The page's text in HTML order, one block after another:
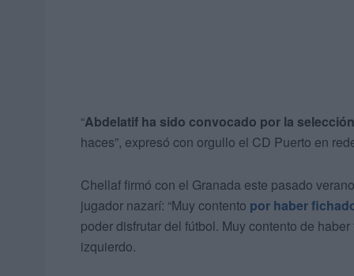
“Abdelatif ha sido convocado por la
haces”, expresó con orgullo el CD Puerto en
Chellaf firmó con el Granada este pasado
jugador nazarí: “Muy contento por haber
poder disfrutar del fútbol. Muy contento de
izquierdo.